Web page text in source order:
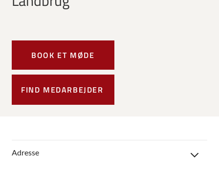
BOOK ET MØDE
FIND MEDARBEJDER
Adresse